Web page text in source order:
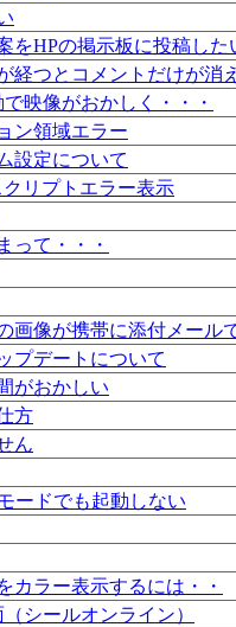
をHPの掲示板に投稿した
経つとコメントだけが消
映像がおかしく・・・
ン領域エラー
設定について
リプトエラー表示
って・・・
画像が携帯に添付メール
プデートについて
がおかしい
方
ん
ードでも起動しない
カラー表示するには・・
シールオンライン）